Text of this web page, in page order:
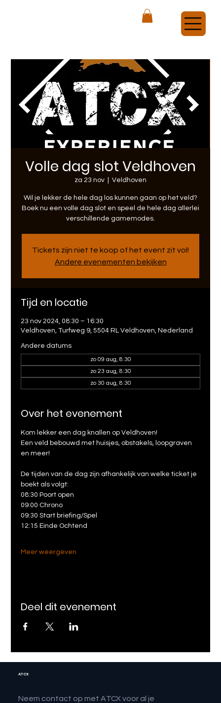
Volle dag slot Veldhoven
za 23 nov Veldhoven
Wil je lekker de hele dag los kunnen gaan op het veld?
Boek nu een volle dag slot en speel de hele dag allerlei
verschillende gamemodes.
Tickets zijn niet te koop of het event zit vol!
Andere evenementen bekijken
Tijd en locatie
23 nov 2024, 08:30 – 16:30
Veldhoven, Turfweg 9, 5504 RL Veldhoven, Nederland
Andere datums
zo 09 aug, 8:30
zo 23 aug, 8:30
zo 30 aug, 8:30
Over het evenement
Kom lekker een dag knallen op Veldhoven!
Een veld bebouwd met huisjes, obstakels, loopgraven
en meer!
De tijden van de dag zijn afhankelijk van welke ticket je
boekt als volgt:
08:30 Poort open
09:00 Chrono
09:30 Start briefing/Spel
12:15 Einde Ochtend
Meer weergeven
Deel dit evenement
ATCX
Neem contact op met ATCX voor al je